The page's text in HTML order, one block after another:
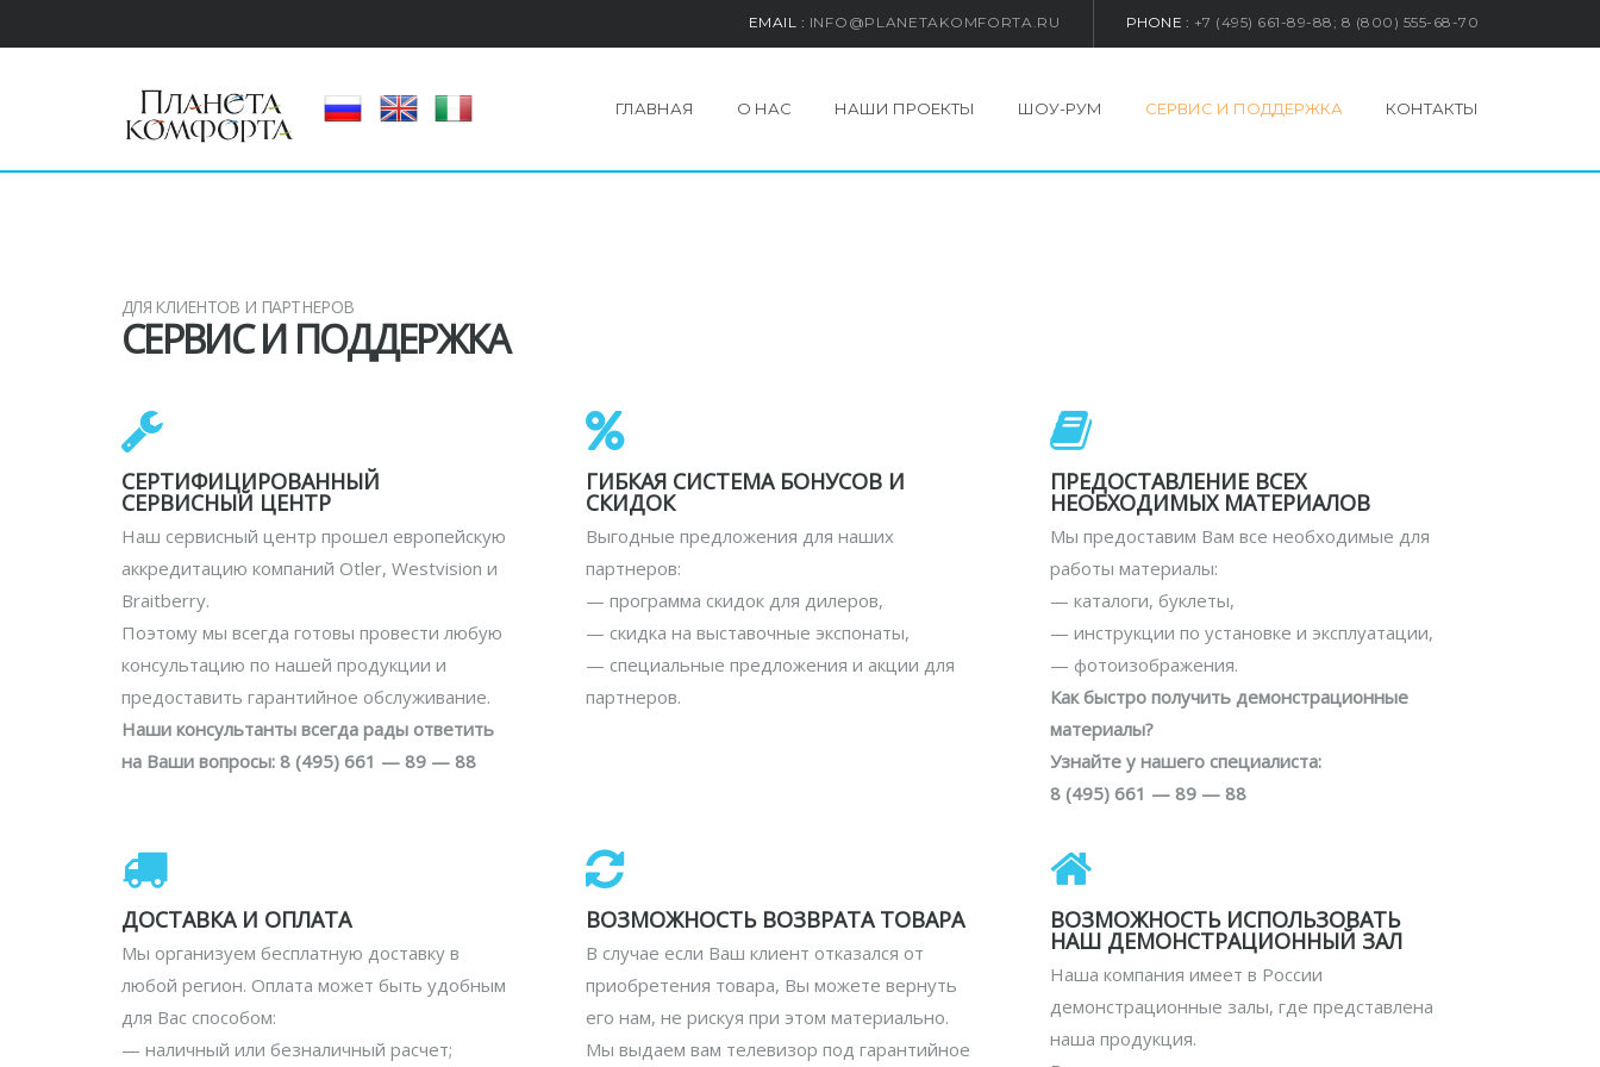
EMAIL : INFO@PLANETAKOMFORTA.RU PHONE : +7 (495) 661-89-88; 8 (800) 555-68-70
ГЛАВНАЯ О НАС НАШИ ПРОЕКТЫ ШОУ-РУМ СЕРВИС И ПОДДЕРЖКА КОНТАКТЫ
ДЛЯ КЛИЕНТОВ И ПАРТНЕРОВ
СЕРВИС И ПОДДЕРЖКА
СЕРТИФИЦИРОВАННЫЙ
СЕРВИСНЫЙ ЦЕНТР
Наш сервисный центр прошел европейскую
аккредитацию компаний Otler, Westvision и
Braitberry.
Поэтому мы всегда готовы провести любую
консультацию по нашей продукции и
предоставить гарантийное обслуживание.
Наши консультанты всегда рады ответить
на Ваши вопросы: 8 (495) 661 — 89 — 88
ГИБКАЯ СИСТЕМА БОНУСОВ И
СКИДОК
Выгодные предложения для наших
партнеров:
— программа скидок для дилеров,
— скидка на выставочные экспонаты,
— специальные предложения и акции для
партнеров.
ПРЕДОСТАВЛЕНИЕ ВСЕХ
НЕОБХОДИМЫХ МАТЕРИАЛОВ
Мы предоставим Вам все необходимые для
работы материалы:
— каталоги, буклеты,
— инструкции по установке и эксплуатации,
— фотоизображения.
Как быстро получить демонстрационные
материалы?
Узнайте у нашего специалиста:
8 (495) 661 — 89 — 88
ДОСТАВКА И ОПЛАТА
Мы организуем бесплатную доставку в
любой регион. Оплата может быть удобным
для Вас способом:
— наличный или безналичный расчет;
ВОЗМОЖНОСТЬ ВОЗВРАТА ТОВАРА
В случае если Ваш клиент отказался от
приобретения товара, Вы можете вернуть
его нам, не рискуя при этом материально.
Мы выдаем вам телевизор под гарантийное
ВОЗМОЖНОСТЬ ИСПОЛЬЗОВАТЬ
НАШ ДЕМОНСТРАЦИОННЫЙ ЗАЛ
Наша компания имеет в России
демонстрационные залы, где представлена
наша продукция.